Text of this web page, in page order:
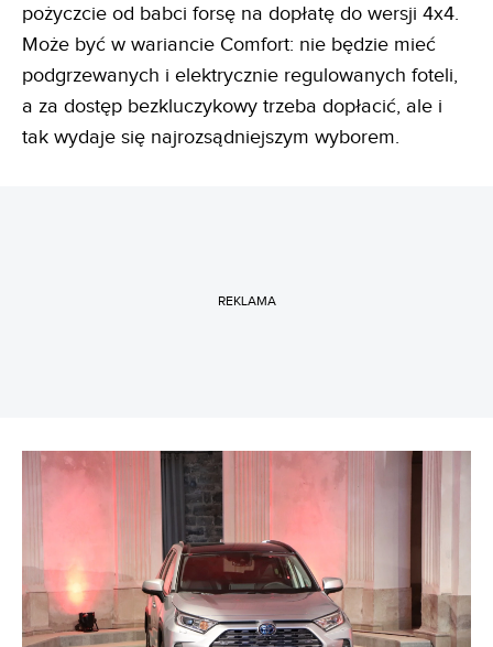
pożyczcie od babci forsę na dopłatę do wersji 4x4.
Może być w wariancie Comfort: nie będzie mieć
podgrzewanych i elektrycznie regulowanych foteli,
a za dostęp bezkluczykowy trzeba dopłacić, ale i
tak wydaje się najrozsądniejszym wyborem.
REKLAMA